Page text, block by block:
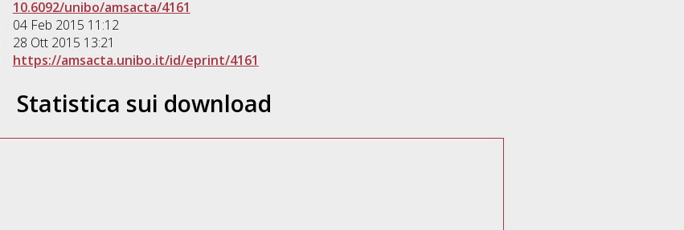
10.6092/unibo/amsacta/4161
04 Feb 2015 11:12
28 Ott 2015 13:21
https://amsacta.unibo.it/id/eprint/4161
Statistica sui download